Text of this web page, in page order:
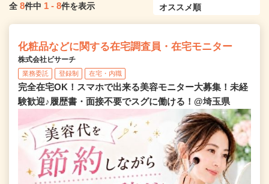
全 8件中 1 - 8件を表示
化粧品などに関する在宅調査員・在宅モニター
株式会社ビサーチ
業務委託 登録制 在宅・内職
完全在宅OK！スマホで出来る美容モニター大募集！未経
験歓迎♪履歴書・面接不要でスグに働ける！@埼玉県